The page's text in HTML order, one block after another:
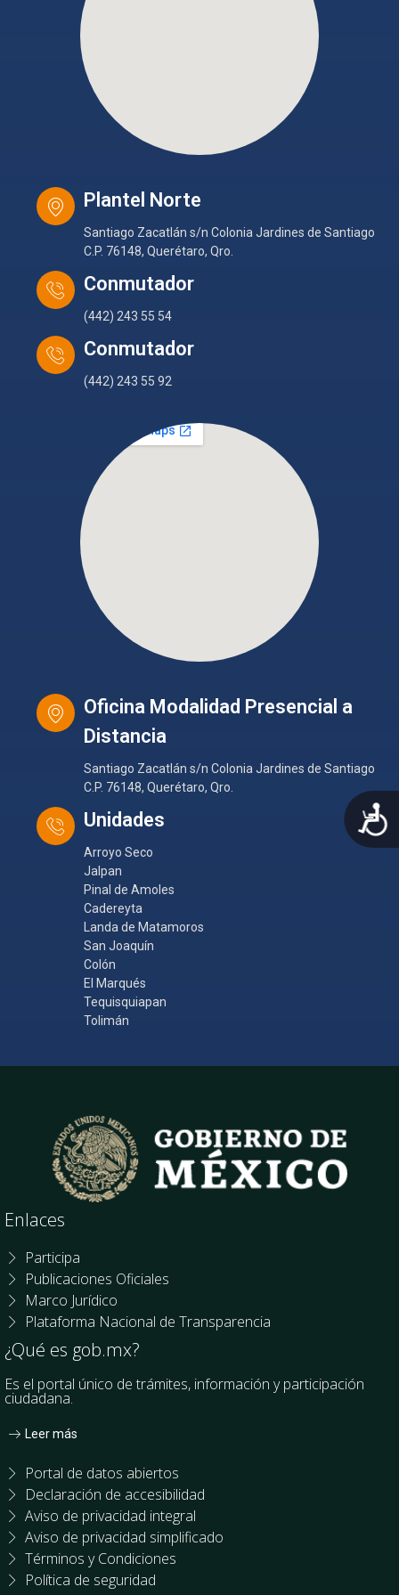
Plantel Norte
Santiago Zacatlán s/n Colonia Jardines de Santiago
C.P. 76148, Querétaro, Qro.
Conmutador
(442) 243 55 54
Conmutador
(442) 243 55 92
Oficina Modalidad Presencial a
Distancia
Santiago Zacatlán s/n Colonia Jardines de Santiago
C.P. 76148, Querétaro, Qro.
Unidades
Arroyo Seco
Jalpan
Pinal de Amoles
Cadereyta
Landa de Matamoros
San Joaquín
Colón
El Marqués
Tequisquiapan
Tolimán
Enlaces
Participa
Publicaciones Oficiales
Marco Jurídico
Plataforma Nacional de Transparencia
¿Qué es gob.mx?
Es el portal único de trámites, información y participación
ciudadana.
Leer más
Portal de datos abiertos
Declaración de accesibilidad
Aviso de privacidad integral
Aviso de privacidad simplificado
Términos y Condiciones
Política de seguridad